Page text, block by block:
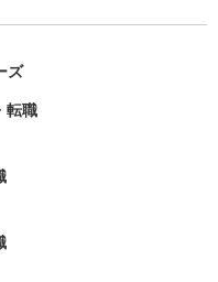
ズ
転職